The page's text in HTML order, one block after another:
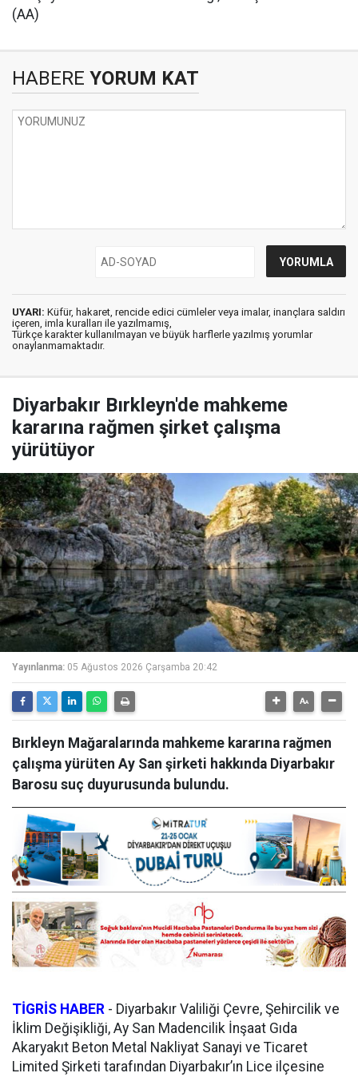
(AA)
HABERE YORUM KAT
UYARI: Küfür, hakaret, rencide edici cümleler veya imalar, inançlara saldırı
içeren, imla kuralları ile yazılmamış,
Türkçe karakter kullanılmayan ve büyük harflerle yazılmış yorumlar
onaylanmamaktadır.
Diyarbakır Bırkleyn'de mahkeme
kararına rağmen şirket çalışma
yürütüyor
Yayınlanma: 05 Ağustos 2026 Çarşamba 20:42
Bırkleyn Mağaralarında mahkeme kararına rağmen
çalışma yürüten Ay San şirketi hakkında Diyarbakır
Barosu suç duyurusunda bulundu.
TİGRİS HABER - Diyarbakır Valiliği Çevre, Şehircilik ve
İklim Değişikliği, Ay San Madencilik İnşaat Gıda
Akaryakıt Beton Metal Nakliyat Sanayi ve Ticaret
Limited Şirketi tarafından Diyarbakır’ın Lice ilçesine